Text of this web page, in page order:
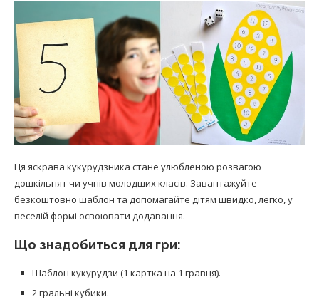
Ця яскрава кукурудзника стане улюбленою розвагою
дошкільнят чи учнів молодших класів. Завантажуйте
безкоштовно шаблон та допомагайте дітям швидко, легко, у
веселій формі освоювати додавання.
Що знадобиться для гри:
Шаблон кукурудзи (1 картка на 1 гравця).
2 гральні кубики.